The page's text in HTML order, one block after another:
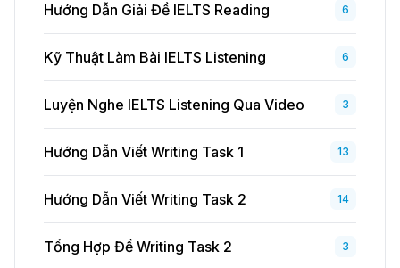
Hướng Dẫn Giải Đề IELTS Reading 6
Kỹ Thuật Làm Bài IELTS Listening 6
Luyện Nghe IELTS Listening Qua Video 3
Hướng Dẫn Viết Writing Task 1 13
Hướng Dẫn Viết Writing Task 2 14
Tổng Hợp Đề Writing Task 2 3